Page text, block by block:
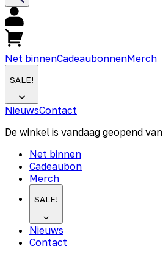
Net binnenCadeaubonnenMerch
SALE!
NieuwsContact
De winkel is vandaag geopend van
Net binnen
Cadeaubon
Merch
SALE!
Nieuws
Contact